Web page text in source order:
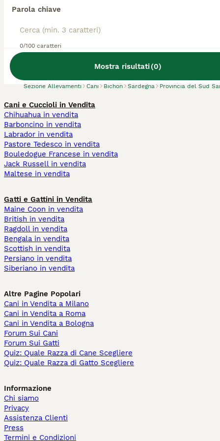
Parola chiave
0/100 caratteri
Mostra risultati(0)
Sezione Allevamenti Cani Bichon Sardegna Provincia del Sud
Cani e Cuccioli in Vendita
Chihuahua in vendita
Barboncino in vendita
Labrador in vendita
Pastore Tedesco in vendita
Bouledogue Francese in vendita
Jack Russell in vendita
Maltese in vendita
Gatti e Gattini in Vendita
Maine Coon in vendita
British in vendita
Ragdoll in vendita
Bengala in vendita
Scottish in vendita
Persiano in vendita
Siberiano in vendita
Altre Pagine Popolari
Cani in Vendita a Milano
Cani in Vendita a Roma
Cani in Vendita a Bologna
Forum Sui Cani
Forum Sui Gatti
Quiz: Quale Razza di Cane Scegliere
Quiz: Quale Razza di Gatto Scegliere
Informazione
Chi siamo
Privacy
Assistenza Clienti
Press
Termini e Condizioni